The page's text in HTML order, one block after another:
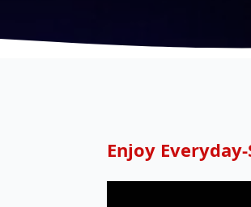
Enjoy